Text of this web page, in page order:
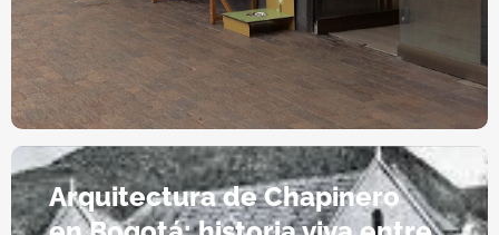
Arquitectura de Chapinero